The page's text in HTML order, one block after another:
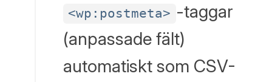
<wp:postmeta> -taggar
(anpassade fält)
automatiskt som CSV-